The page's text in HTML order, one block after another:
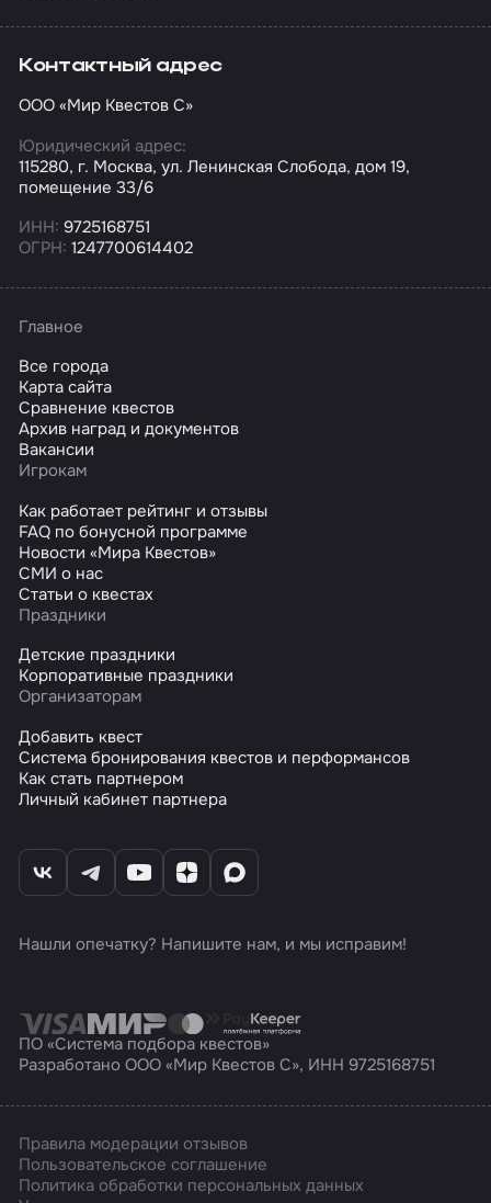
Контактный адрес
ООО «Мир Квестов С»
Юридический адрес:
115280, г. Москва, ул. Ленинская Слобода, дом 19,
помещение 33/6
ИНН: 9725168751
ОГРН: 1247700614402
Главное
Все города
Карта сайта
Сравнение квестов
Архив наград и документов
Вакансии
Игрокам
Как работает рейтинг и отзывы
FAQ по бонусной программе
Новости «Мира Квестов»
СМИ о нас
Статьи о квестах
Праздники
Детские праздники
Корпоративные праздники
Организаторам
Добавить квест
Система бронирования квестов и перформансов
Как стать партнером
Личный кабинет партнера
Нашли опечатку? Напишите нам, и мы исправим!
ПО «Система подбора квестов»
Разработано ООО «Мир Квестов С», ИНН 9725168751
Правила модерации отзывов
Пользовательское соглашение
Политика обработки персональных данных